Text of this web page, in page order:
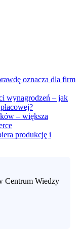
oznacza dla firm
wynagrodzeń – jak
– większa
produkcję i
Centrum Wiedzy